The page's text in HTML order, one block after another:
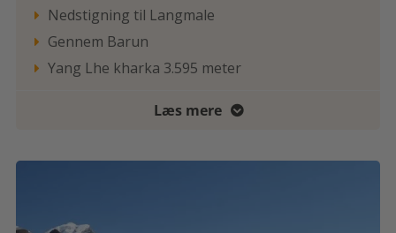
 Nedstigning til Langmale
 Gennem Barun
 Yang Lhe kharka 3.595 meter
Læs mere 